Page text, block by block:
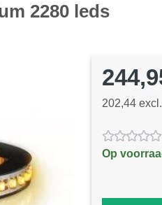
2280 leds
202,44
Op